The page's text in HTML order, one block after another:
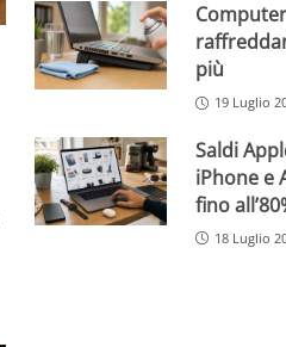
più
19 Luglio
Saldi
iPhone e
fino
18 Luglio